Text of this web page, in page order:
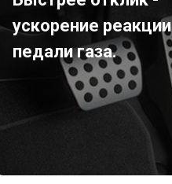
ускорение реакции
педали газа.